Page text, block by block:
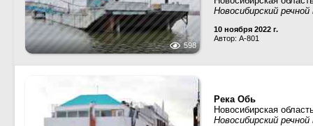
598
Новосибирский речной
10 ноября 2022 г.
Автор: A-801
Река Обь
Новосибирская
Новосибирский речной